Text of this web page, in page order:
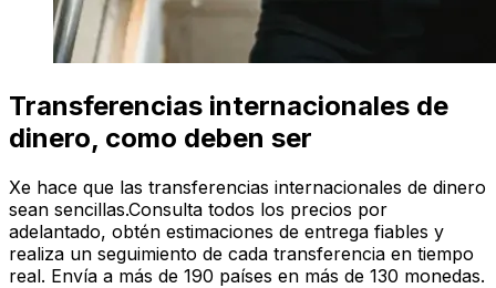
Transferencias internacionales de
dinero, como deben ser
Xe hace que las transferencias internacionales de dinero
sean sencillas.Consulta todos los precios por
adelantado, obtén estimaciones de entrega fiables y
realiza un seguimiento de cada transferencia en tiempo
real. Envía a más de 190 países en más de 130 monedas.